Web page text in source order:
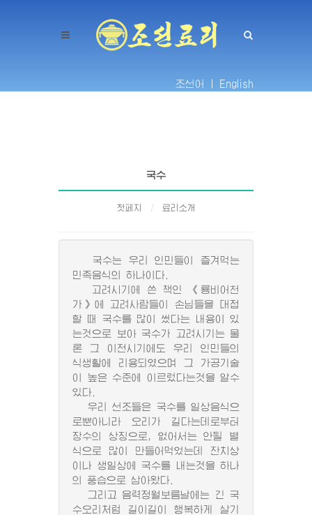
조선어 | English
국수
첫페지 료리소개
국수는 우리 인민들이 즐겨먹는
민족음식의 하나이다.
고려시기에 쓴 책인 《룡비어천
가》에 고려사람들이 손님들을 대접
할 때 국수를 많이 썼다는 내용이 있
는것으로 보아 국수가 고려시기는 물
론 그 이전시기에도 우리 인민들의
식생활에 리용되였으며 그 가공기술
이 높은 수준에 이르렀다는것을 알수
있다.
우리 선조들은 국수를 일상음식으
로뿐아니라 오리가 길다는데로부터
장수의 상징으로, 없어서는 안될 별
식으로 많이 만들어먹었는데 잔치상
이나 생일상에 국수를 내는것을 하나
의 풍습으로 삼아왔다.
그리고 음력정월보름날에는 긴 국
수오리처럼 길이길이 행복하게 살기